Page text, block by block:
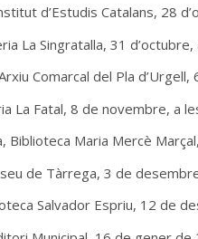
d’Estudis Catalans, 28
La Singratalla, 31 d’octubre,
Comarcal del Pla
La Fatal, 8 de novembre, a
Biblioteca Maria Mercè
de Tàrrega, 3 de
Salvador Espriu, 12 de